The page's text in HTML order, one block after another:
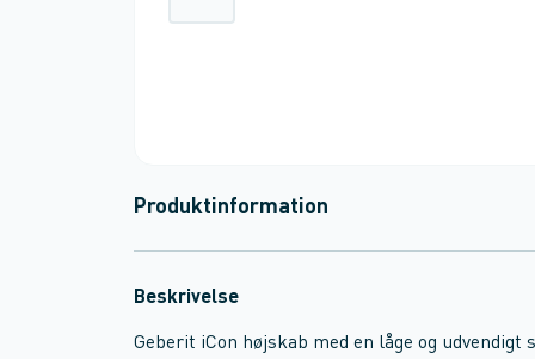
Produktinformation
Beskrivelse
Geberit iCon højskab med en låge og udvendigt